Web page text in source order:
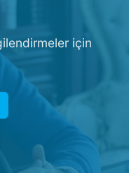
için